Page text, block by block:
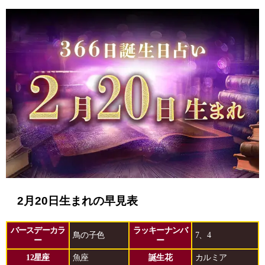
2月20日生まれの早見表
バースデーカラ
ー
鳥の子色
ラッキーナンバ
ー
7、4
12星座 魚座 誕生花 カルミア